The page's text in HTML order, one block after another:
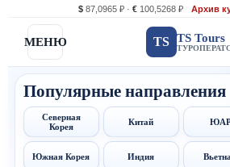
$ 87,0965 ₽ · € 100,5268 ₽ Архив
МЕНЮ TS TS Tours
Популярные направления
Северная
Корея
Китай
Южная Корея Индия